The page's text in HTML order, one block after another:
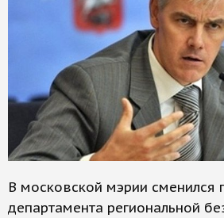
В московской мэрии сменился
департамента региональной